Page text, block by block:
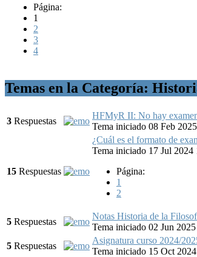
Página:
1
2
3
4
Temas en la Categoría:
3 Respuestas
HFMyR II: No hay
Tema iniciado 08 Feb
15 Respuestas
¿Cuál es el formato de
Tema iniciado 17 Jul 2024
Página:
1
2
5 Respuestas
Notas Historia de la
Tema iniciado 02 Jun
5 Respuestas
Asignatura curso 2024/
Tema iniciado 15 Oct